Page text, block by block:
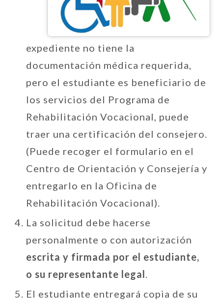
expediente no tiene la
documentación médica requerida,
pero el estudiante es beneficiario de
los servicios del Programa de
Rehabilitación Vocacional, puede
traer una certificación del consejero.
(Puede recoger el formulario en el
Centro de Orientación y Consejería y
entregarlo en la Oficina de
Rehabilitación Vocacional).
La solicitud debe hacerse
personalmente o con autorización
escrita y firmada por el estudiante,
o su representante legal
El estudiante entregará copia de su